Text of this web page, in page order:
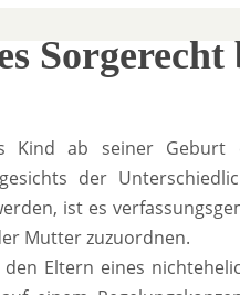
Kind ab seiner
der
ist es
Mutter zuzuordnen.
Eltern eines